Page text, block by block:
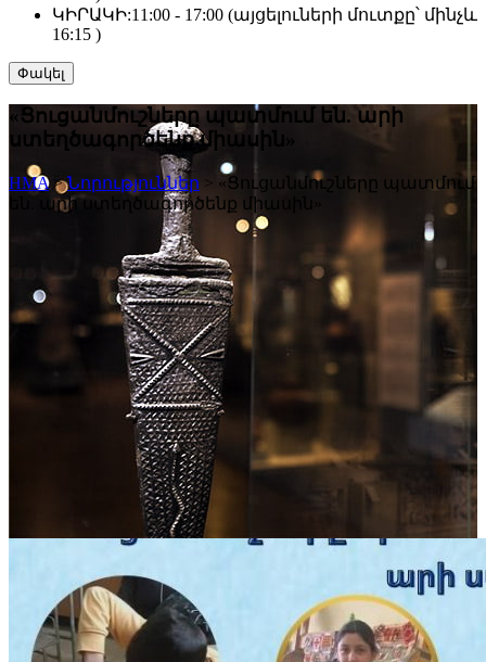
ԿԻՐԱԿԻ:11:00 - 17:00 (այցելուների մուտքը՝ մինչև
16:15 )
Փակել
«Ցուցանմուշները պատմում են. արի
ստեղծագործենք միասին»
HMA>Նորություններ > «Ցուցանմուշները պատմում
են. արի ստեղծագործենք միասին»